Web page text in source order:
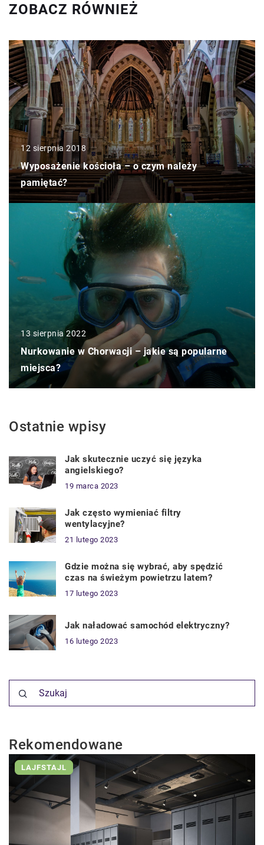
ZOBACZ RÓWNIEŻ
12 sierpnia 2018
Wyposażenie kościoła – o czym należy
pamiętać?
13 sierpnia 2022
Nurkowanie w Chorwacji – jakie są popularne
miejsca?
Ostatnie wpisy
Jak skutecznie uczyć się języka
angielskiego?
19 marca 2023
Jak często wymieniać filtry
wentylacyjne?
21 lutego 2023
Gdzie można się wybrać, aby spędzić
czas na świeżym powietrzu latem?
17 lutego 2023
Jak naładować samochód elektryczny?
16 lutego 2023
Rekomendowane
LAJFSTAJL